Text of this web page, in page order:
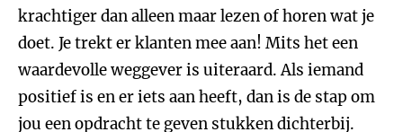
krachtiger dan alleen maar lezen of horen wat je
doet. Je trekt er klanten mee aan! Mits het een
waardevolle weggever is uiteraard. Als iemand
positief is en er iets aan heeft, dan is de stap om
jou een opdracht te geven stukken dichterbij.